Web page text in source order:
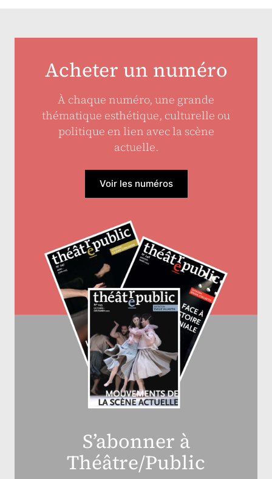
Acheter un numéro
À chaque numéro, une grande
thématique esthétique, culturelle ou
politique en lien avec la scène
actuelle.
Voir les numéros
S’abonner à
Théâtre/Public